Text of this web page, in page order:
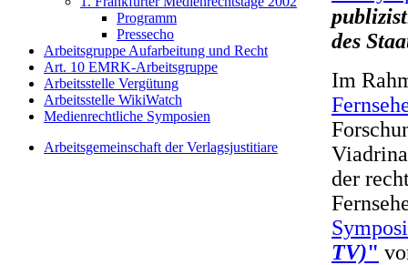
Programm
Pressecho
Arbeitsgruppe Aufarbeitung und Recht
Art. 10 EMRK-Arbeitsgruppe
Arbeitsstelle Vergütung
Arbeitsstelle WikiWatch
Medienrechtliche Symposien
Arbeitsgemeinschaft der Verlagsjustitiare
des
Im
der
TV)"